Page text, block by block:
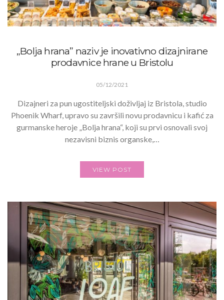
„Bolja hrana” naziv je inovativno dizajnirane
prodavnice hrane u Bristolu
05/12/2021
Dizajneri za pun ugostiteljski doživljaj iz Bristola, studio
Phoenik Wharf, upravo su završili novu prodavnicu i kafić za
gurmanske heroje „Bolja hrana“, koji su prvi osnovali svoj
nezavisni biznis organske,…
VIEW POST